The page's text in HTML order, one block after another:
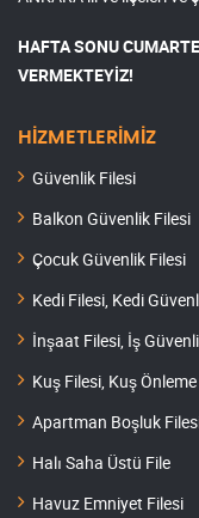
HAFTA SONU
VERMEKTEYİZ!
HİZMETLERİMİZ
Güvenlik Filesi
Balkon Güvenlik Filesi
Çocuk Güvenlik Filesi
Kedi Filesi, Kedi
İnşaat Filesi, İş
Kuş Filesi, Kuş
Apartman Boşluk
Halı Saha Üstü File
Havuz Emniyet Filesi